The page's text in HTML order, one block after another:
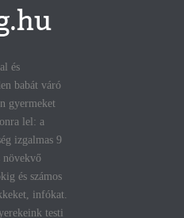
és
babát váró
gyermeket
lel: a
izgalmas 9
növekvő
és számos
infókat.
testi